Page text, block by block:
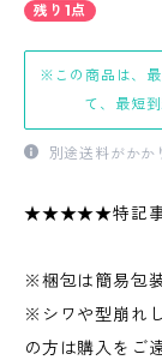
残り1点
※この商品は、
て、最短
別途送料がかか
★★★★★特記
※梱包は簡易包
※シワや型崩れ
の方は購入をご